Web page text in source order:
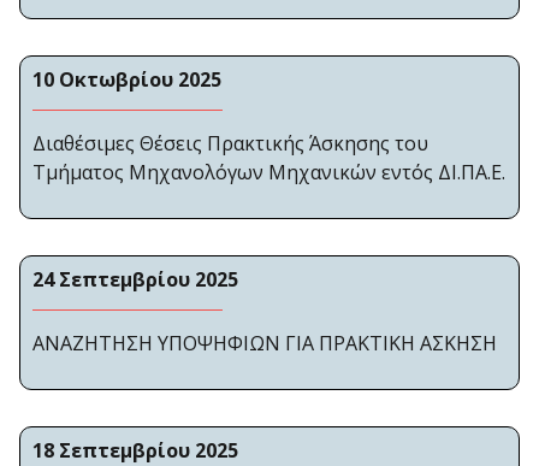
10 Οκτωβρίου 2025
Διαθέσιμες Θέσεις Πρακτικής Άσκησης του
Τμήματος Μηχανολόγων Μηχανικών εντός ΔΙ.ΠΑ.Ε.
24 Σεπτεμβρίου 2025
ΑΝΑΖΗΤΗΣΗ ΥΠΟΨΗΦΙΩΝ ΓΙΑ ΠΡΑΚΤΙΚΗ ΑΣΚΗΣΗ
18 Σεπτεμβρίου 2025